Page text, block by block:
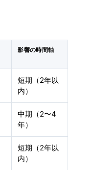
影響の時間軸
短期（2年以
内）
中期（2〜4
年）
短期（2年以
内）